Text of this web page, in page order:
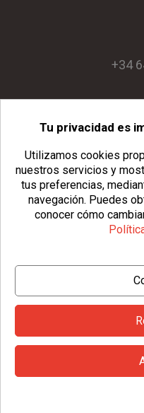
+34
© Copyright 2026 Usopack® |
| Política de
Tu privacidad es
Utilizamos cookies
nuestros servicios y
tus preferencias,
navegación. Puedes
conocer cómo